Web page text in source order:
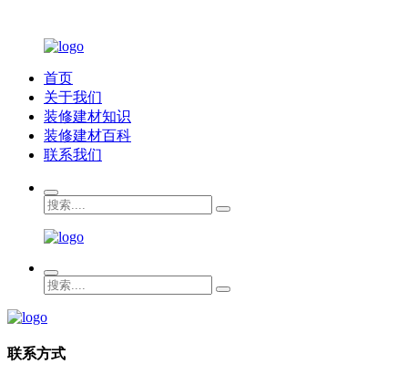
首页
关于我们
装修建材知识
装修建材百科
联系我们
联系方式